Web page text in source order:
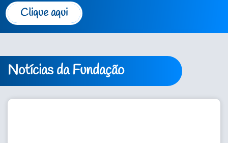
Clique aqui
Notícias da Fundação